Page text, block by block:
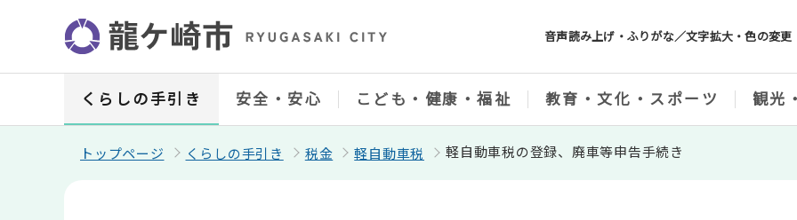
ジ
音声読み上げ・ふりがな／文字拡大・色の変更
くらしの手引き 安全・安心 こども・健康・福祉 教育・文化・スポーツ 観光
トップページ くらしの手引き 税金 軽自動車税 軽自動車税の登録、廃車等申告手続き